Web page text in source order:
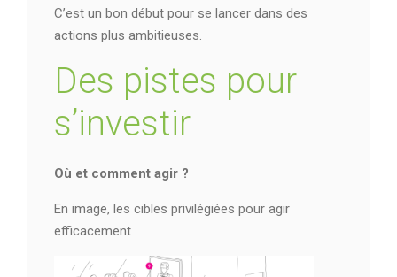
C’est un bon début pour se lancer dans des
actions plus ambitieuses.
Des pistes pour
s’investir
Où et comment agir ?
En image, les cibles privilégiées pour agir
efficacement